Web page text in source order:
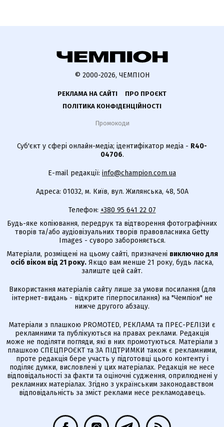
© 2000-2026, ЧЕМПІОН
РЕКЛАМА НА САЙТІ
ПРО ПРОЄКТ
ПОЛІТИКА КОНФІДЕНЦІЙНОСТІ
Промокоди
Суб'єкт у сфері онлайн-медіа; ідентифікатор медіа - R40-
04706.
E-mail редакції: info@champion.com.ua
Адреса: 01032, м. Київ, вул. Жилянська, 48, 50А
Телефон: +380 95 641 22 07
Будь-яке копіювання, передрук та відтворення фотографічних
творів та/або аудіовізуальних творів правовласника Getty
Images - суворо забороняється.
Матеріали, розміщені на цьому сайті, призначені виключно для
осіб віком від 21 року. Якщо вам менше 21 року, будь ласка,
залиште цей сайт.
Використання матеріалів сайту лише за умови посилання (для
інтернет-видань - відкрите гіперпосилання) на "Чемпіон" не
нижче другого абзацу.
Матеріали з плашкою PROMOTED, РЕКЛАМА та ПРЕС-РЕЛІЗИ є
рекламними та публікуються на правах реклами. Редакція
може не поділяти погляди, які в них промотуються. Матеріали з
плашкою СПЕЦПРОЄКТ та ЗА ПІДТРИМКИ також є рекламними,
проте редакція бере участь у підготовці цього контенту і
поділяє думки, висловлені у цих матеріалах. Редакція не несе
відповідальності за факти та оціночні судження, оприлюднені у
рекламних матеріалах. Згідно з українським законодавством
відповідальність за зміст реклами несе рекламодавець.